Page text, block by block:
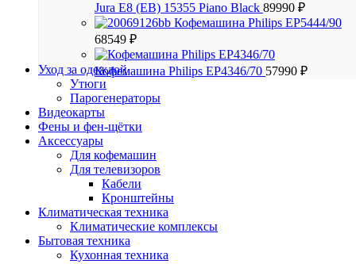
Jura E8 (EB) 15355 Piano Black 89990 ₽
Кофемашина Philips EP5444/90
68549 ₽
Кофемашина Philips EP4346/70 57990 ₽
Уход за одеждой
Утюги
Парогенераторы
Видеокарты
Фены и фен-щётки
Аксессуары
Для кофемашин
Для телевизоров
Кабели
Кронштейны
Климатическая техника
Климатические комплексы
Бытовая техника
Кухонная техника